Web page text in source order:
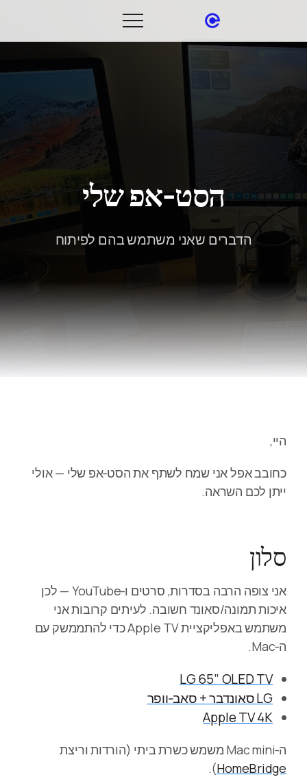
הסט‑אפ שלי
הדברים שאני משתמש בהם לפיתוח
היי,
כחובב אפל אני שמח לשתף את הסט‑אפ שלי — אולי
ייתן לכם השראה.
סלון
אני צופה הרבה בסדרות, סרטים ו‑YouTube — לכן
איכות תמונה/סאונד חשובה. לעיתים קרובות אני
משתמש באפליקציית Apple TV כדי להתממשק עם
ה‑Mac.
LG 65” OLED TV
LG סאונדבר + סאב‑וופר
Apple TV 4K
ה‑Mac mini משמש כשרת ביתי (הורדות וריצת
HomeBridge
).